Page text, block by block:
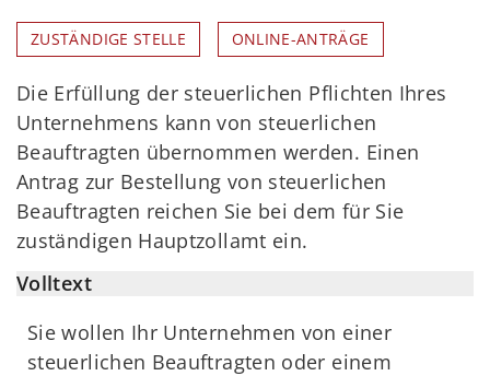
ZUSTÄNDIGE STELLE ONLINE-ANTRÄGE
Die Erfüllung der steuerlichen Pflichten Ihres
Unternehmens kann von steuerlichen
Beauftragten übernommen werden. Einen
Antrag zur Bestellung von steuerlichen
Beauftragten reichen Sie bei dem für Sie
zuständigen Hauptzollamt ein.
Volltext
Sie wollen Ihr Unternehmen von einer
steuerlichen Beauftragten oder einem